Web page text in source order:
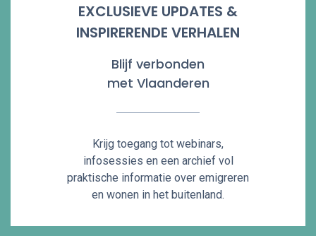
EXCLUSIEVE UPDATES &
INSPIRERENDE VERHALEN
Blijf verbonden
met Vlaanderen
Krijg toegang tot webinars,
infosessies en een archief vol
praktische informatie over emigreren
en wonen in het buitenland.